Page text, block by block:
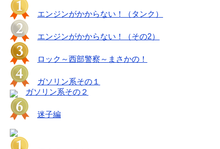
エンジンがかからない！（タンク）
エンジンがかからない！（その2）
ロック～西部警察～まさかの！
ガソリン系その１
ガソリン系その２
迷子編